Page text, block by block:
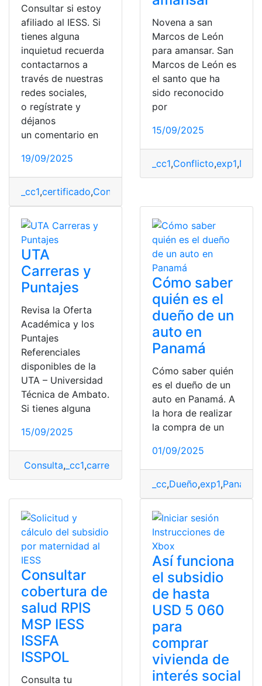
Consultar si estoy
afiliado al IESS. Si
tienes alguna
inquietud recuerda
contactarnos a
través de nuestras
redes sociales,
o regístrate y
déjanos
un comentario en
19/09/2025
_cc1,certificado,Consulta
Novena a san
Marcos de León
para amansar. San
Marcos de León es
el santo que ha
sido reconocido
por
15/09/2025
_cc1,Conflicto,exp1,
UTA
Carreras y
Puntajes
Revisa la Oferta
Académica y los
Puntajes
Referenciales
disponibles de la
UTA – Universidad
Técnica de Ambato.
Si tienes alguna
15/09/2025
Consulta, _cc1,carreras
Cómo saber
quién es el
dueño de un
auto en
Panamá
Cómo saber quién
es el dueño de un
auto en Panamá. A
la hora de realizar
la compra de un
01/09/2025
_cc,Dueño,exp1,Panamá
Consultar
cobertura de
salud RPIS
MSP IESS
ISSFA
ISSPOL
Consulta tu
Así funciona
el subsidio
de hasta
USD 5 060
para
comprar
vivienda de
interés social